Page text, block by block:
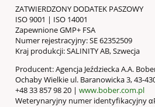
ZATWIERDZONY DODATEK PASZOWY
ISO 9001 | ISO 14001
Zapewnione GMP+ FSA
Numer rejestracyjny: SE 62352509
Kraj produkcji: SALINITY AB, Szwecja
Producent: Agencja Jeździecka A.A.
Ochaby Wielkie ul. Baranowicka 3, 43-
+48 33 857 98 20 | www.bober.com.pl
Weterynaryjny numer identyfikacyjny